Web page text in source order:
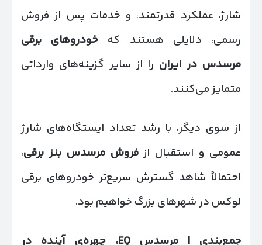
شارژ، عملکرد قدرتمند، و خدمات پس از فروش
رسمی، دلایلی هستند که خودروهای برقی
مرسدس در ایران را از سایر گزینه‌های وارداتی
متمایز می‌کنند.
از سوی دیگر، با رشد تعداد ایستگاه‌های شارژ
عمومی و استقبال ازفروش مرسدس بنز برقی،
احتمالاً شاهد گسترش سریع‌تر خودروهای برقی
لوکس در شهرهای بزرگ خواهیم بود.
جمع‌بندی | مرسدس EQ ، چهره‌ی آینده در